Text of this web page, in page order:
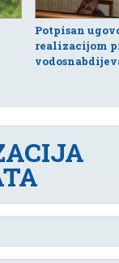
Potpisan
realizacijom